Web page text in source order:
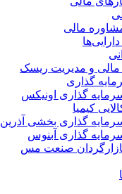
مالی
و مدیریت ریسک
گذاری
گذاری اونیکس
کیمیا
گذاری بخشی آذرین
گذاری آبنوس
صنعت مس